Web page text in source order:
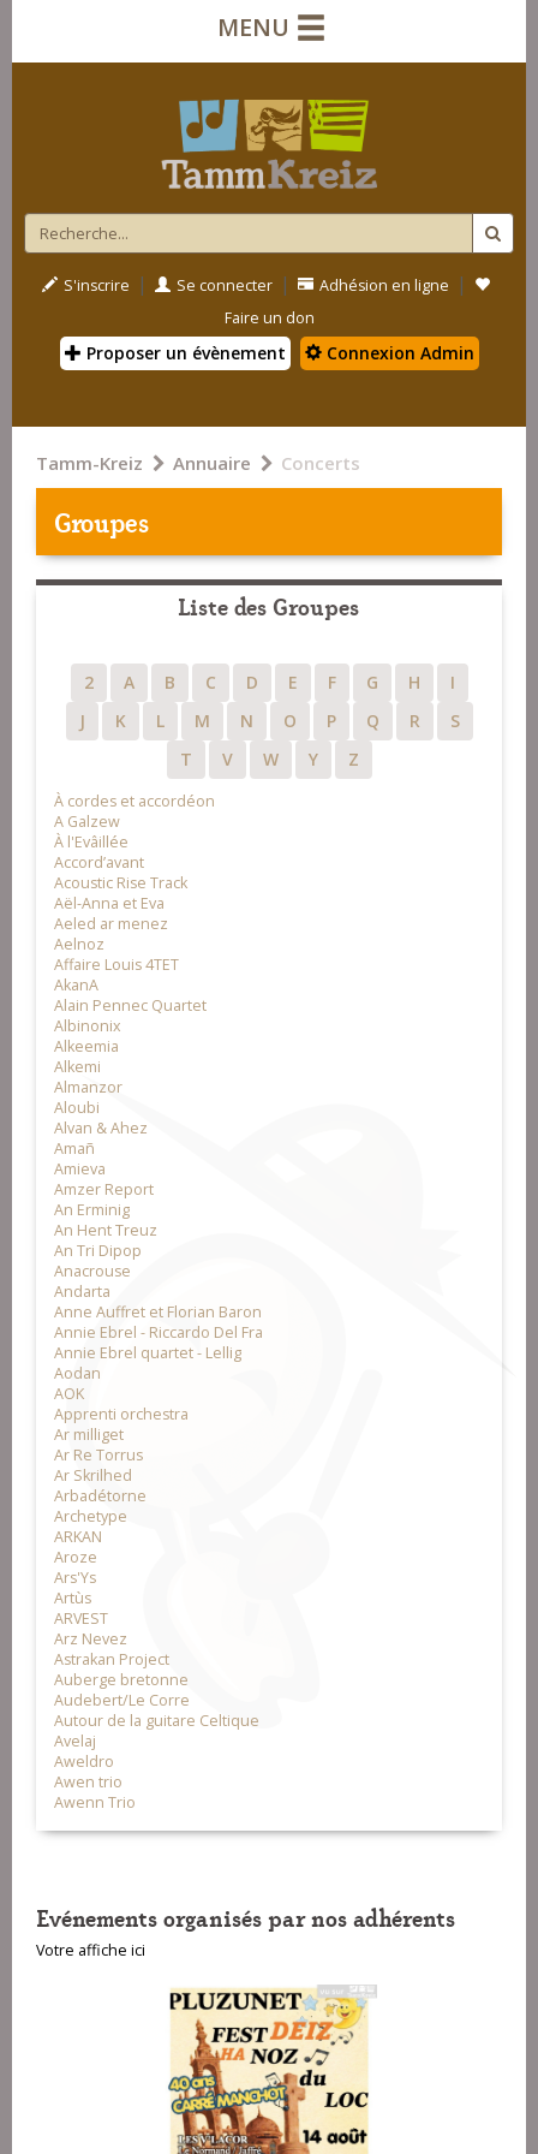
MENU
S'inscrire | Se connecter | Adhésion en ligne |
Faire un don
Proposer un évènement Connexion Admin
Tamm-Kreiz Annuaire Concerts
Groupes
Liste des Groupes
2 A B C D E F G H
I
J
K L M N O P Q R
S
T
V W Y Z
À cordes et accordéon
A Galzew
À l'Evâillée
Accord’avant
Acoustic Rise Track
Aël-Anna et Eva
Aeled ar menez
Aelnoz
Affaire Louis 4TET
AkanA
Alain Pennec Quartet
Albinonix
Alkeemia
Alkemi
Almanzor
Aloubi
Alvan & Ahez
Amañ
Amieva
Amzer Report
An Erminig
An Hent Treuz
An Tri Dipop
Anacrouse
Andarta
Anne Auffret et Florian Baron
Annie Ebrel - Riccardo Del Fra
Annie Ebrel quartet - Lellig
Aodan
AOK
Apprenti orchestra
Ar milliget
Ar Re Torrus
Ar Skrilhed
Arbadétorne
Archetype
ARKAN
Aroze
Ars'Ys
Artùs
ARVEST
Arz Nevez
Astrakan Project
Auberge bretonne
Audebert/Le Corre
Autour de la guitare Celtique
Avelaj
Aweldro
Awen trio
Awenn Trio
Evénements organisés par nos adhérents
Votre affiche ici